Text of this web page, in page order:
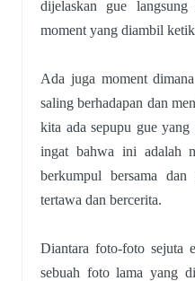
dijelaskan gue
moment yang diambil
Ada juga moment
saling berhadapan dan
kita ada sepupu gue
ingat bahwa ini adalah
berkumpul bersama
tertawa dan bercerita.
Diantara foto-foto sejuta
sebuah foto lama yang